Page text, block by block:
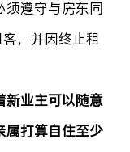
须遵守与房东同
，并因终止租
新业主可以随意
属打算自住至少